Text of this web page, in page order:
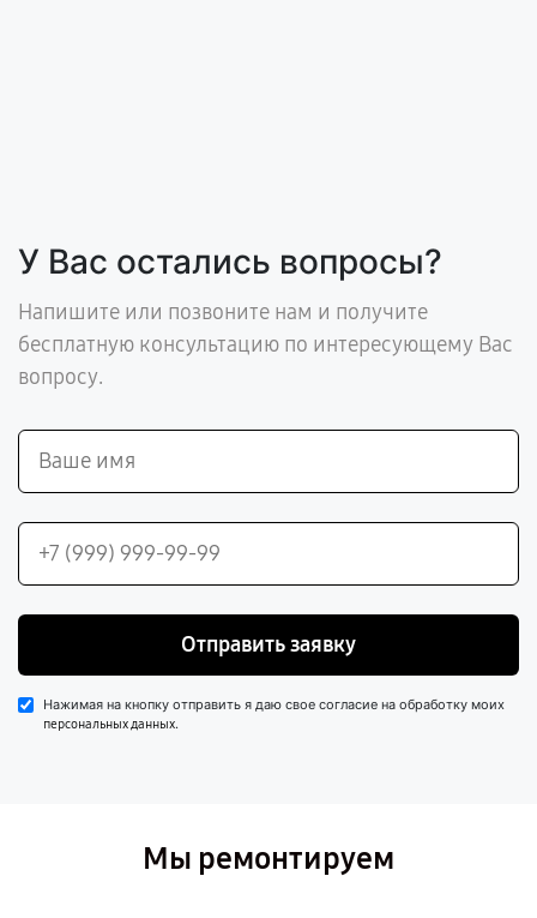
У Вас остались вопросы?
Напишите или позвоните нам и получите
бесплатную консультацию по интересующему Вас
вопросу.
Отправить заявку
Нажимая на кнопку отправить я даю свое согласие на обработку моих
персональных данных.
Мы ремонтируем